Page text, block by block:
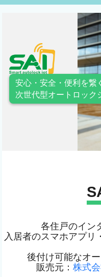
安心・安全・便利を繋
次世代型オートロック
各住戸のイン
入居者のスマホアプリ
後付け可能なオ
販売元： 株式